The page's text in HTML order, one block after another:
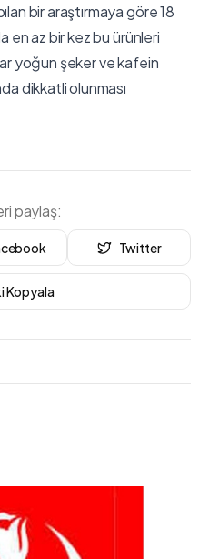
bir araştırmaya göre 18
en az bir kez bu ürünleri
yoğun şeker ve kafein
dikkatli olunması
paylaş:
Twitter
Kopyala